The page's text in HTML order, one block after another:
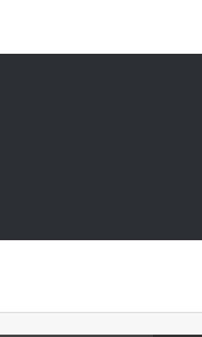
مشاركة عبر البريد